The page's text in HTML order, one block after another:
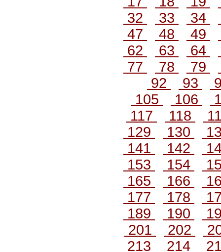
32
33 34
47
48 49
62
63 64
77
78 79
92
93
105
106
117
118
129
130
141
142
153
154
165
166
177
178
189
190
201
202
213
214